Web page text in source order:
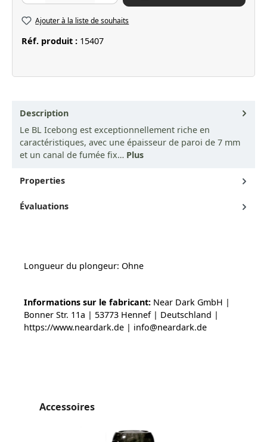
Ajouter à la liste de souhaits
Réf. produit : 15407
Description
Le BL Icebong est exceptionnellement riche en
caractéristiques, avec une épaisseur de paroi de 7 mm
et un canal de fumée fix… Plus
Properties
Évaluations
Longueur du plongeur: Ohne
Informations sur le fabricant: Near Dark GmbH |
Bonner Str. 11a | 53773 Hennef | Deutschland |
https://www.neardark.de | info@neardark.de
Ignorer la galerie de produits
Accessoires